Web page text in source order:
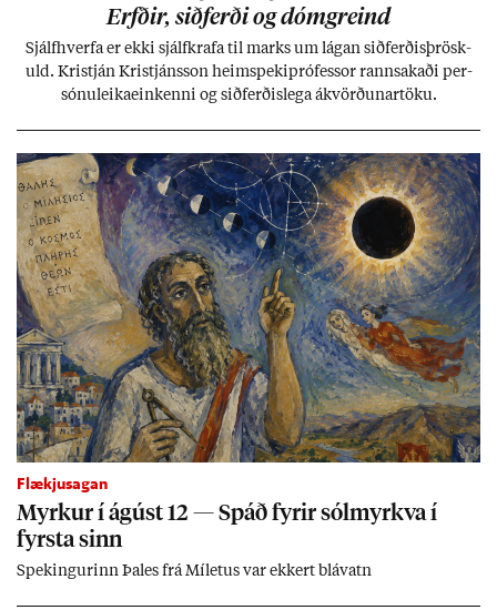
Erfð­ir, sið­ferði og dómgreind
Sjálf­hverfa er ekki sjálf­krafa til marks um lág­an sið­ferð­is­þrösk­
uld. Kristján Kristjáns­son heim­speki­pró­fess­or rann­sak­aði per­
sónu­leika­ein­kenni og sið­ferð­is­lega ákvörð­un­ar­töku.
Flækjusagan
Myrk­ur í ág­úst 12 — Spáð fyr­ir sól­myrkva í
fyrsta sinn
Spek­ing­ur­inn Þa­les frá Míletus var ekk­ert blá­vatn